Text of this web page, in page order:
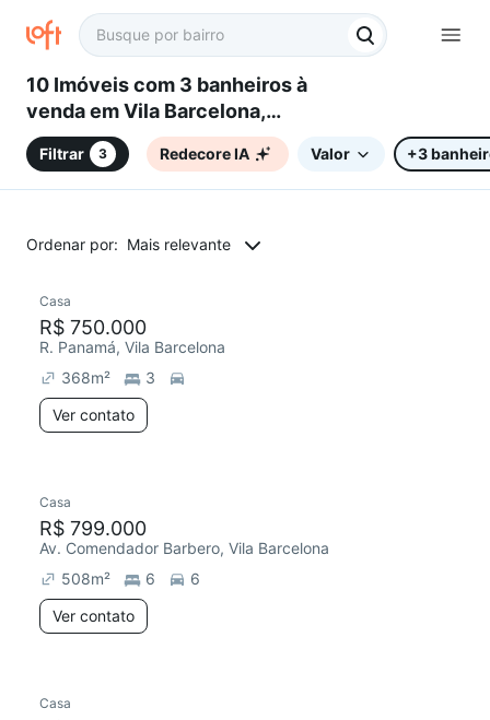
10 Imóveis com 3 banheiros à
venda em Vila Barcelona,
Sorocaba, SP
Filtrar 3 Redecore IA Valor +3
Ordenar por: Mais relevante
Casa
R$ 750.000
R. Panamá, Vila Barcelona
368m²
3
Ver contato
Chegou este mês
Casa
R$ 799.000
Av. Comendador Barbero, Vila Barcelona
508m² 6
6
Ver contato
Casa